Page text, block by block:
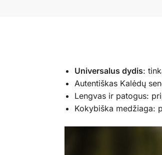
Universalus dydis:
Autentiškas Kalėdų
Lengvas ir patogus:
Kokybiška medžiaga: